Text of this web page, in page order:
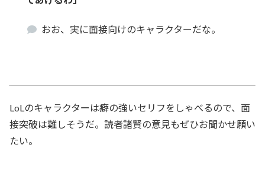
おお、実に面接向けのキャラクターだな。
LoLのキャラクターは癖の強いセリフをしゃべるので、面
接突破は難しそうだ。読者諸賢の意見もぜひお聞かせ願い
たい。